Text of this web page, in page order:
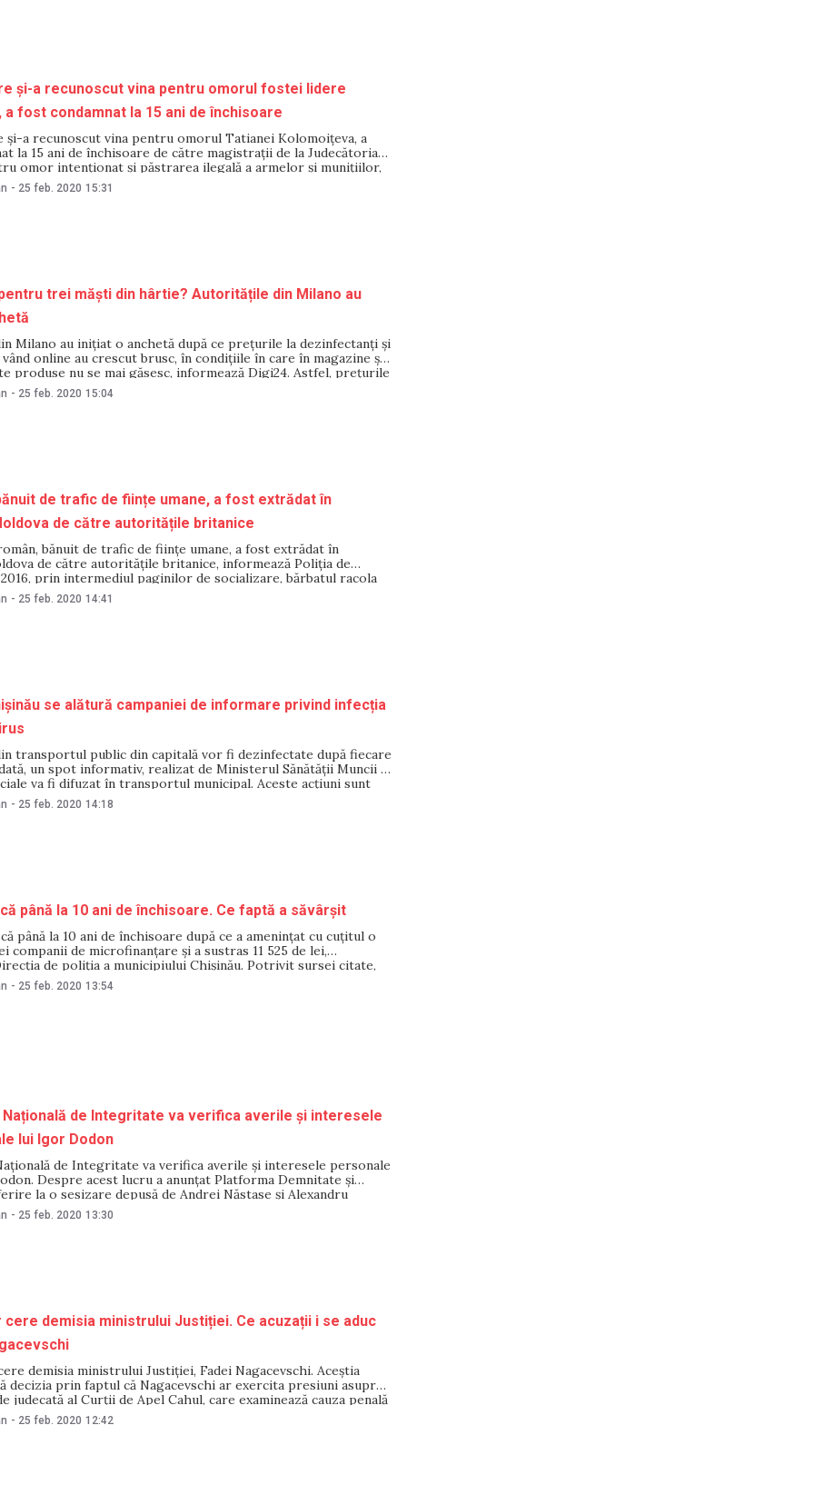
și-a recunoscut vina pentru omorul fostei lidere
a fost condamnat la 15 ani de închisoare
și-a recunoscut vina pentru omorul Tatianei Kolomoițeva, a
la 15 ani de închisoare de către magistrații de la Judecătoria
omor intenționat şi păstrarea ilegală a armelor şi muniţiilor,
Sursa citată menționează că în cadrul percheziţiilor, în
acestuia a fost depistată şi
- 25 feb. 2020 15:31
trei măști din hârtie? Autoritățile din Milano au
Milano au inițiat o anchetă după ce prețurile la dezinfectanți și
online au crescut brusc, în condițiile în care în magazine și
produse nu se mai găsesc, informează Digi24. Astfel, prețurile
în momentul în care stocurile din farmacii și
- 25 feb. 2020 15:04
de trafic de ființe umane, a fost extrădat în
de către autoritățile britanice
bănuit de trafic de ființe umane, a fost extrădat în
de către autoritățile britanice, informează Poliția de
prin intermediul paginilor de socializare, bărbatul racola
pentru a presta servicii sexuale comerciale în Turcia,
și Republica Cipru. Conform schemei infracționale,
- 25 feb. 2020 14:41
se alătură campaniei de informare privind infecția
transportul public din capitală vor fi dezinfectate după fiecare
un spot informativ, realizat de Ministerul Sănătății Muncii și
va fi difuzat în transportul municipal. Aceste acțiuni sunt
răspândirii coronavirusului și emiterii codului galben la
a anunțat Ion Ceban pe
- 25 feb. 2020 14:18
până la 10 ani de închisoare. Ce faptă a săvârșit
până la 10 ani de închisoare după ce a amenințat cu cuțitul o
companii de microfinanțare și a sustras 11 525 de lei,
de poliția a municipiului Chișinău. Potrivit sursei citate,
a fi în vârstă de 22 de ani
- 25 feb. 2020 13:54
de Integritate va verifica averile și interesele
lui Igor Dodon
de Integritate va verifica averile și interesele personale
Despre acest lucru a anunțat Platforma Demnitate și
la o sesizare depusă de Andrei Năstase și Alexandru
este pornit în contextul investigațiilor jurnalistice despre
ale președintelui și ale
- 25 feb. 2020 13:30
cere demisia ministrului Justiției. Ce acuzații i se aduc
demisia ministrului Justiției, Fadei Nagacevschi. Aceștia
decizia prin faptul că Nagacevschi ar exercita presiuni asupra
judecată al Curții de Apel Cahul, care examinează cauza penală
lui Ilan Șor. „Fracțiunea parlamentară „Șor” își exprimă
legătură cu imixtiunea politicului asupra înfăptuirii
- 25 feb. 2020 12:42